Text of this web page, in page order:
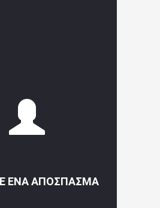
ΈΝΑ ΑΠΌΣΠΑΣΜΑ